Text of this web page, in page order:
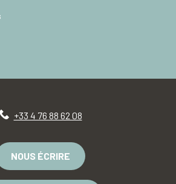
+33 4 76 88 62 08
NOUS ÉCRIRE